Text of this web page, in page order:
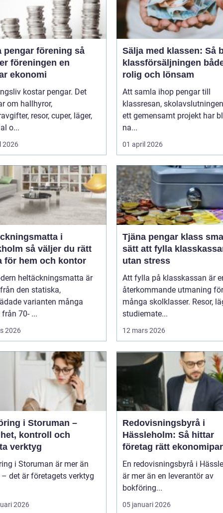
förening så
föreningen en
ekonomi
kostar pengar. Det
om hallhyror,
resor, cuper, läger,
o...
2026
Sälja med klassen: Så
klassförsäljningen
rolig och lönsam
Att samla ihop pengar till
klassresan,
ett gemensamt projekt har
na...
01 april 2026
i
du rätt
för hem och kontor
heltäckningsmatta är
den statiska,
varianten många
70- ...
2026
Tjäna pengar klass smarta
sätt att fylla
utan stress
Att fylla på klasskassan är
återkommande utmaning för
många skolklasser. Resor,
studiemate...
12 mars 2026
i Storuman –
kontroll och
verktyg
i Storuman är mer än
det är företagets verktyg
2026
Redovisningsbyrå i
Hässleholm: Så hittar
företag rätt
En redovisningsbyrå i
är mer än en leverantör av
bokföring...
05 januari 2026